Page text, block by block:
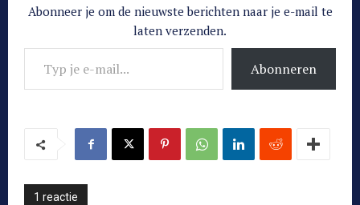
Abonneer je om de nieuwste berichten naar je e-mail te
laten verzenden.
Typ je e-mail...
Abonneren
1 reactie